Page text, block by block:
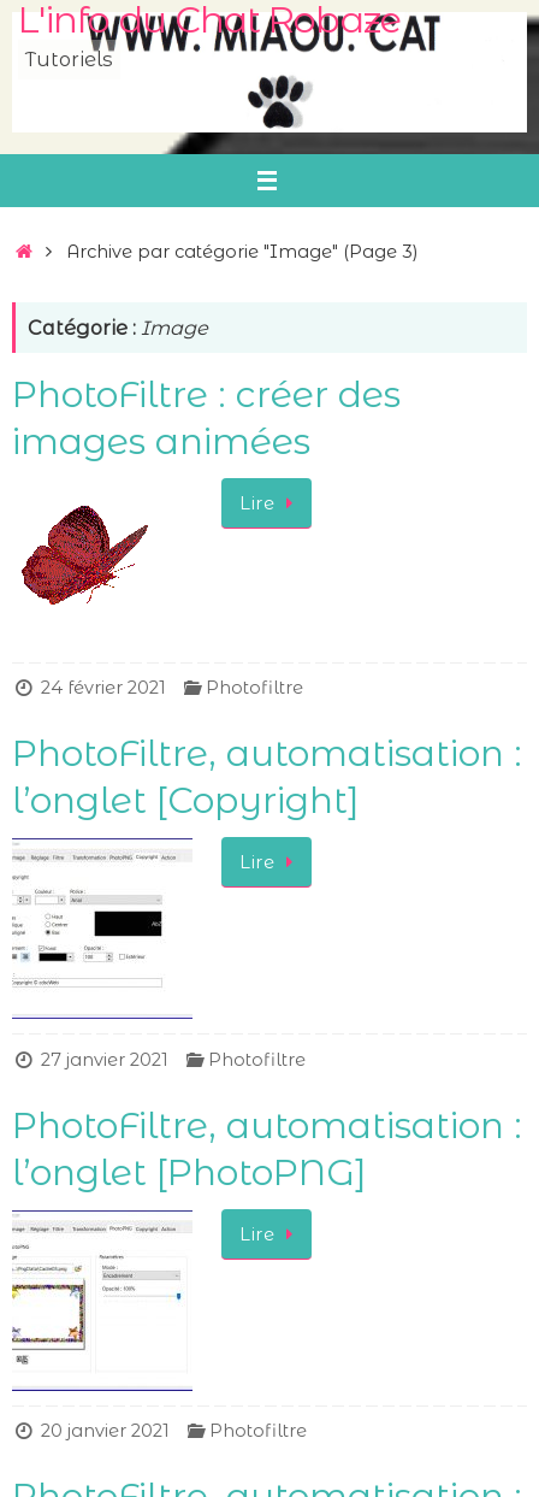
Passer
au
L'info du Chat Robaze
Tutoriels
Accueil
Archive par catégorie "Image" (Page 3)
Catégorie : Image
PhotoFiltre : créer des
images animées
Lire
24 février 2021 Photofiltre
PhotoFiltre, automatisation :
l’onglet [Copyright]
Lire
27 janvier 2021 Photofiltre
PhotoFiltre, automatisation :
l’onglet [PhotoPNG]
Lire
20 janvier 2021 Photofiltre